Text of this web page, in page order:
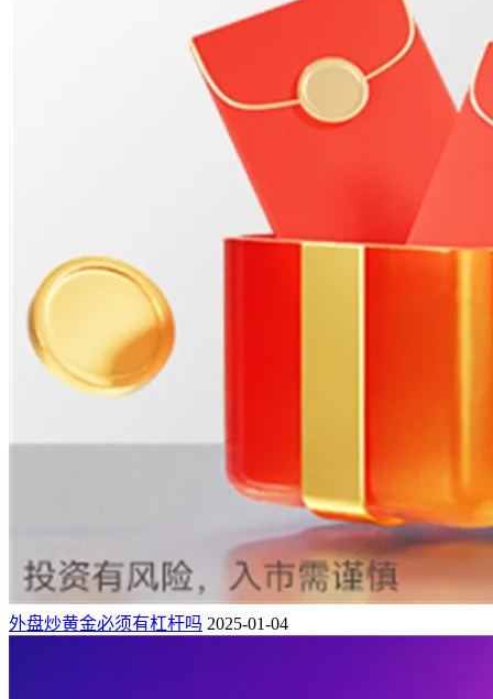
外盘炒黄金必须有杠杆吗 2025-01-04